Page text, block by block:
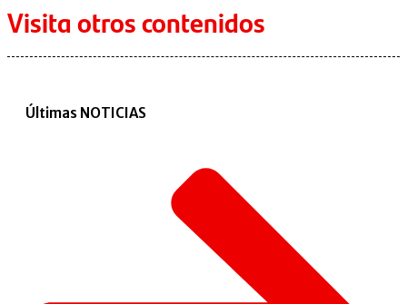
Visita otros contenidos
Últimas NOTICIAS